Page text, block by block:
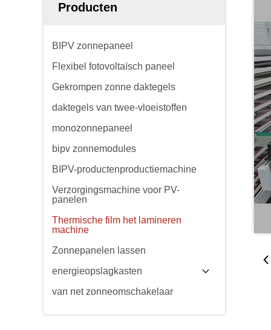
Producten
BIPV zonnepaneel
Flexibel fotovoltaïsch paneel
Gekrompen zonne daktegels
daktegels van twee-vloeistoffen
monozonnepaneel
bipv zonnemodules
BIPV-productenproductiemachine
Verzorgingsmachine voor PV-
panelen
Thermische film het lamineren
machine
Zonnepanelen lassen
energieopslagkasten
van net zonneomschakelaar